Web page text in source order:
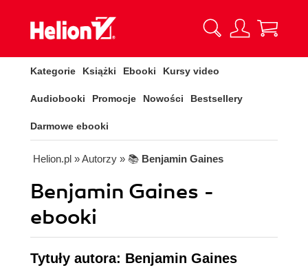
Kategorie Książki Ebooki Kursy video
Audiobooki Promocje Nowości Bestsellery
Darmowe ebooki
Helion.pl » Autorzy » 📚 Benjamin Gaines
Benjamin Gaines -
ebooki
Tytuły autora: Benjamin Gaines